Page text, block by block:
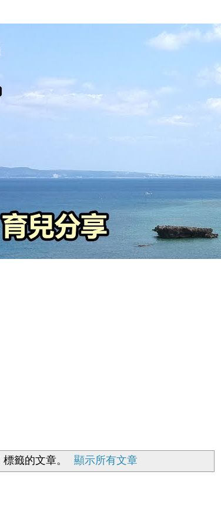
標籤的文章。 顯示所有文章